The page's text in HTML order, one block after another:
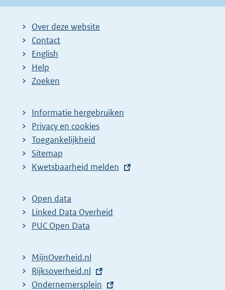
Over deze website
Contact
English
Help
Zoeken
Informatie hergebruiken
Privacy en cookies
Toegankelijkheid
Sitemap
E
t
e
r
l
i
Kwetsbaarheid melden
Open data
Linked Data Overheid
PUC Open Data
MijnOverheid.nl
E
x
Rijksoverheid.nl
E
Ondernemersplein